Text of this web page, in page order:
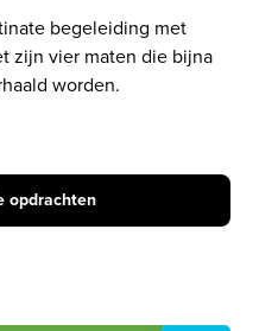
begeleiding met
zijn vier maten die bijna
worden.
opdrachten